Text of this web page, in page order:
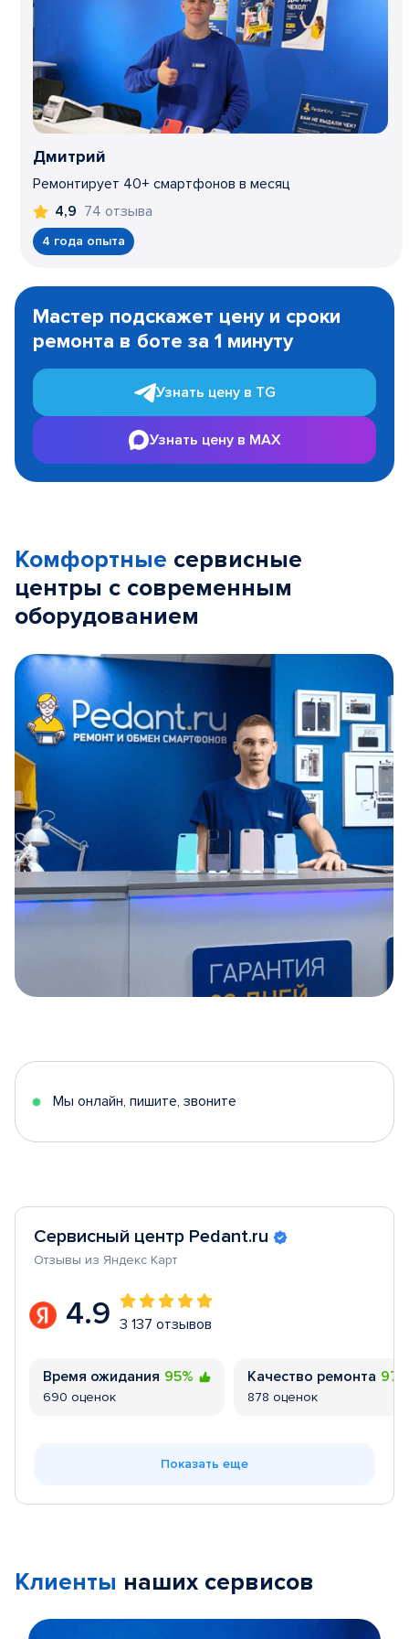
Дмитрий
Ремонтирует 40+ смартфонов в месяц
4,9 74 отзыва
4 года опыта
1
Мастер подскажет цену и сроки
ремонта в боте за 1 минуту
Узнать цену в TG
Узнать цену в MAX
Комфортные сервисные
центры с современным
оборудованием
5
Мы онлайн, пишите, звоните
Сервисный центр Pedant.ru
Отзывы из Яндекс Карт
4.9 3 137 отзывов
Время ожидания 95%
690 оценок
Качество ремонта
878 оценок
Показать еще
Клиенты наших сервисов